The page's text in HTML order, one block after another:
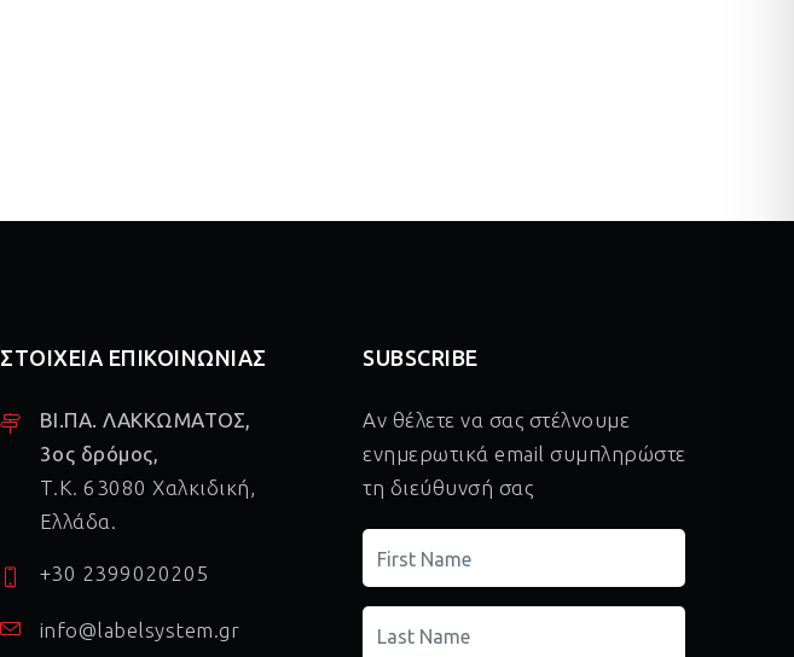
ΣΤΟΙΧΕΙΑ ΕΠΙΚΟΙΝΩΝΙΑΣ
ΒΙ.ΠΑ. ΛΑΚΚΩΜΑΤΟΣ,
3ος δρόμος,
Τ.Κ. 63080 Χαλκιδική,
Ελλάδα.
+30 2399020205
info@labelsystem.gr
SUBSCRIBE
Αν θέλετε να σας στέλνουμε
ενημερωτικά email συμπληρώστε
τη διεύθυνσή σας